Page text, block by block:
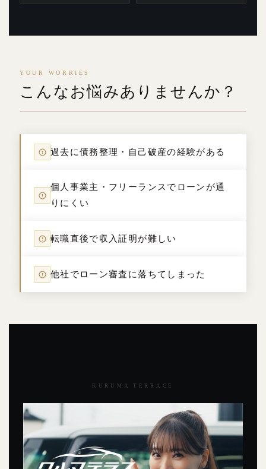
YOUR WORRIES
こんなお悩みありませんか？
過去に債務整理・自己破産の経験がある
個人事業主・フリーランスでローンが通
りにくい
転職直後で収入証明が難しい
他社でローン審査に落ちてしまった
KURUMA TERRACE